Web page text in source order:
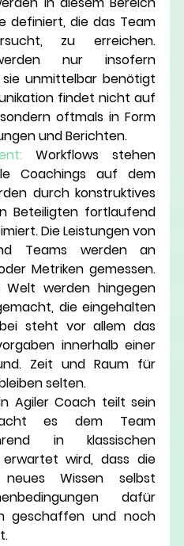
definiert, die das Team
zu erreichen.
nur insofern
unmittelbar benötigt
findet nicht auf
oftmals in Form
und Berichten.
Workflows stehen
Coachings auf dem
durch konstruktives
Beteiligten fortlaufend
Die Leistungen von
Teams werden an
Metriken gemessen.
Welt werden hingegen
die eingehalten
steht vor allem das
innerhalb einer
Zeit und Raum für
selten.
Agiler Coach teilt sein
es dem Team
in klassischen
wird, dass die
Wissen selbst
dafür
geschaffen und noch